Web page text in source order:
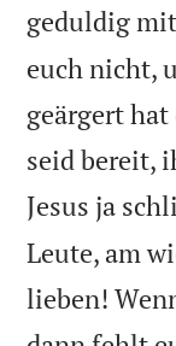
geduldig
euch nicht,
geärgert hat
seid bereit,
Jesus ja
Leute, am
lieben!